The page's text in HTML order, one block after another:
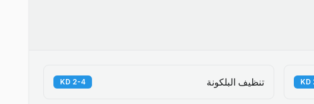
تنظيف البلكونة 2-4 KD